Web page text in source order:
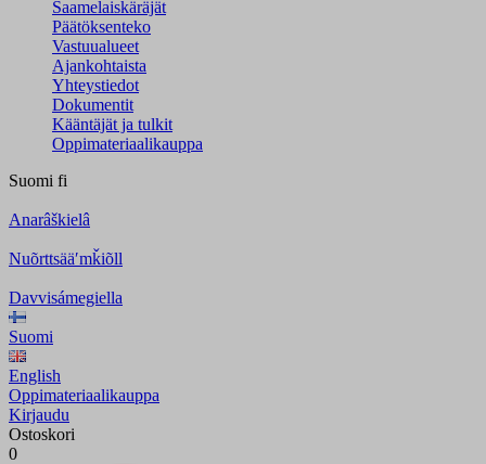
Saamelaiskäräjät
Päätöksenteko
Vastuualueet
Ajankohtaista
Yhteystiedot
Dokumentit
Kääntäjät ja tulkit
Oppimateriaalikauppa
Suomi fi
Anarâškielâ
Nuõrttsääʹmǩiõll
Davvisámegiella
Suomi
English
Oppimateriaalikauppa
Kirjaudu
Ostoskori
0